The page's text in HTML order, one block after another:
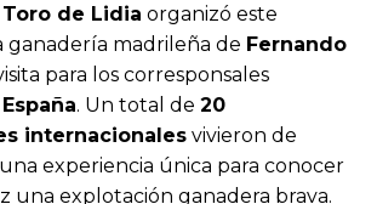
de Lidia organizó este
ganadería madrileña de Fernando
para los corresponsales
España. Un total de 20
internacionales vivieron de
experiencia única para conocer
una explotación ganadera brava.